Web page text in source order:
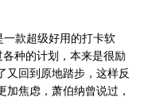
款超级好用的打卡软
种的计划，本来是很励
又回到原地踏步，这样反
焦虑，萧伯纳曾说过，